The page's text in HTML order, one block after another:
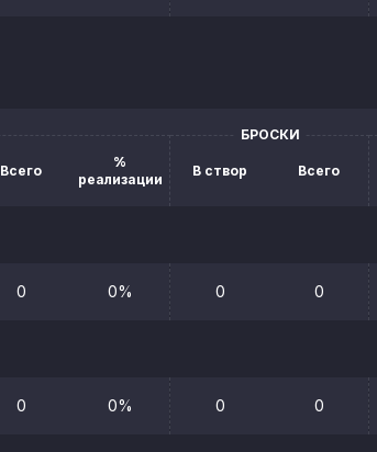
Всего
%
реализации
БРОСКИ
В створ Всего
0 0% 0 0
0 0% 0 0